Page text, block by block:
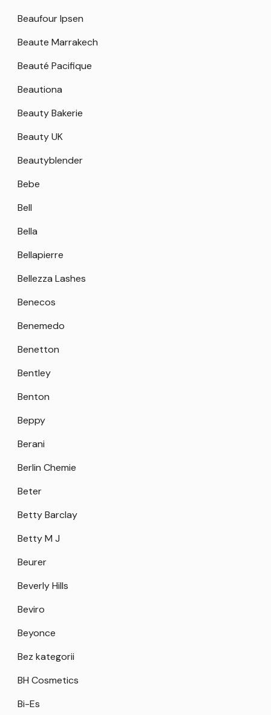
Beaufour Ipsen
Beaute Marrakech
Beauté Pacifique
Beautiona
Beauty Bakerie
Beauty UK
Beautyblender
Bebe
Bell
Bella
Bellapierre
Bellezza Lashes
Benecos
Benemedo
Benetton
Bentley
Benton
Beppy
Berani
Berlin Chemie
Beter
Betty Barclay
Betty M J
Beurer
Beverly Hills
Beviro
Beyonce
Bez kategorii
BH Cosmetics
Bi-Es